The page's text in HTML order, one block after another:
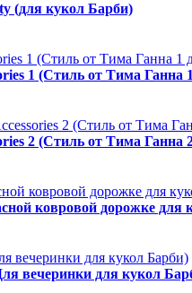
(для кукол Барби)
1 (Стиль от Тима Ганна
2 (Стиль от Тима Ганна
ковровой дорожке для
вечеринки для кукол